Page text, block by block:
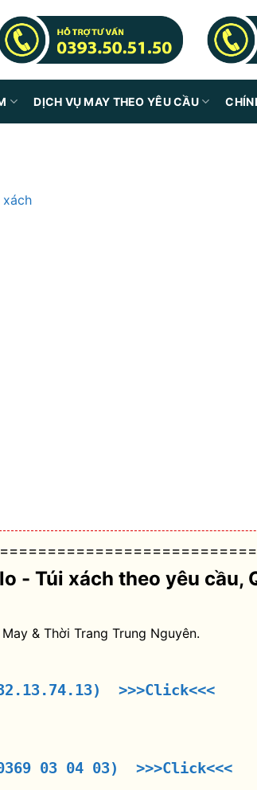
DỊCH VỤ MAY THEO YÊU CẦU
- Túi xách theo yêu cầu,
& Thời Trang Trung Nguyên.
>>>Click<<<
03 04 03) >>>Click<<<